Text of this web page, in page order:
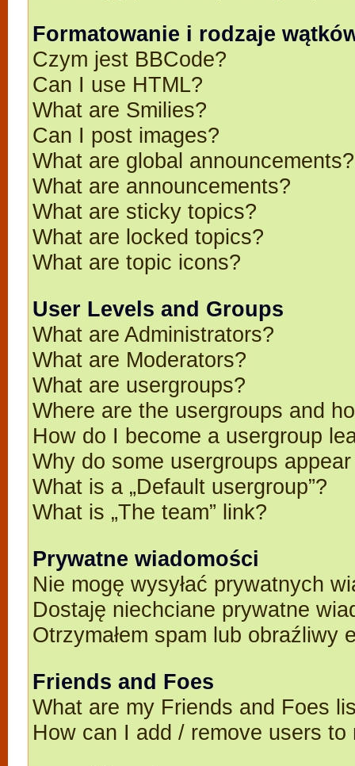
Formatowanie i rodzaje
Czym jest BBCode?
Can I use HTML?
What are Smilies?
Can I post images?
What are global announcements?
What are announcements?
What are sticky topics?
What are locked topics?
What are topic icons?
User Levels and Groups
What are Administrators?
What are Moderators?
What are usergroups?
Where are the usergroups and
How do I become a usergroup
Why do some usergroups
What is a „Default usergroup”?
What is „The team” link?
Prywatne wiadomości
Nie mogę wysyłać prywatnych
Dostaję niechciane prywatne
Otrzymałem spam lub obraźliwy
Friends and Foes
What are my Friends and Foes
How can I add / remove users